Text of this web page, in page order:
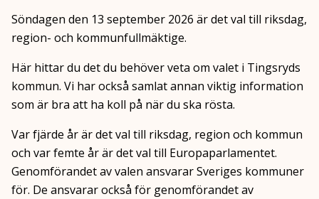
Söndagen den 13 september 2026 är det val till riksdag,
region- och kommunfullmäktige.
Här hittar du det du behöver veta om valet i Tingsryds
kommun. Vi har också samlat annan viktig information
som är bra att ha koll på när du ska rösta.
Var fjärde år är det val till riksdag, region och kommun
och var femte år är det val till Europaparlamentet.
Genomförandet av valen ansvarar Sveriges kommuner
för. De ansvarar också för genomförandet av